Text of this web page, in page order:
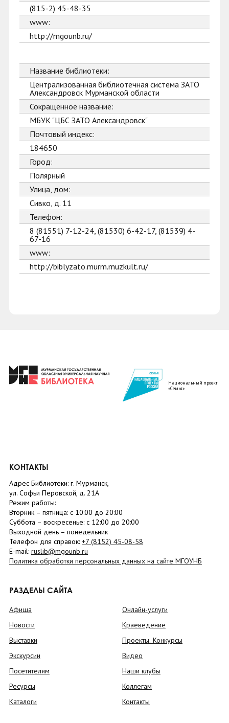
(815-2) 45-48-35
www:
http://mgounb.ru/
Название библиотеки:
Централизованная библиотечная система ЗАТО
Александровск Мурманской области
Сокращенное название:
МБУК "ЦБС ЗАТО Александровск"
Почтовый индекс:
184650
Город:
Полярный
Улица, дом:
Сивко, д. 11
Телефон:
8 (81551) 7-12-24, (81530) 6-42-17, (81539) 4-
67-16
www:
http://biblyzato.murm.muzkult.ru/
Национальный проект
«Семья»
КОНТАКТЫ
Адрес Библиотеки: г. Мурманск,
ул. Софьи Перовской, д. 21А
Режим работы:
Вторник – пятница: с 10:00 до 20:00
Суббота – воскресенье: c 12:00 до 20:00
Выходной день – понедельник
Телефон для справок: +7 (8152) 45-08-58
E-mail: ruslib@mgounb.ru
Политика обработки персональных данных на сайте МГОУНБ
РАЗДЕЛЫ САЙТА
Афиша
Новости
Выставки
Экскурсии
Посетителям
Ресурсы
Каталоги
Онлайн-услуги
Краеведение
Проекты. Конкурсы
Видео
Наши клубы
Коллегам
Контакты